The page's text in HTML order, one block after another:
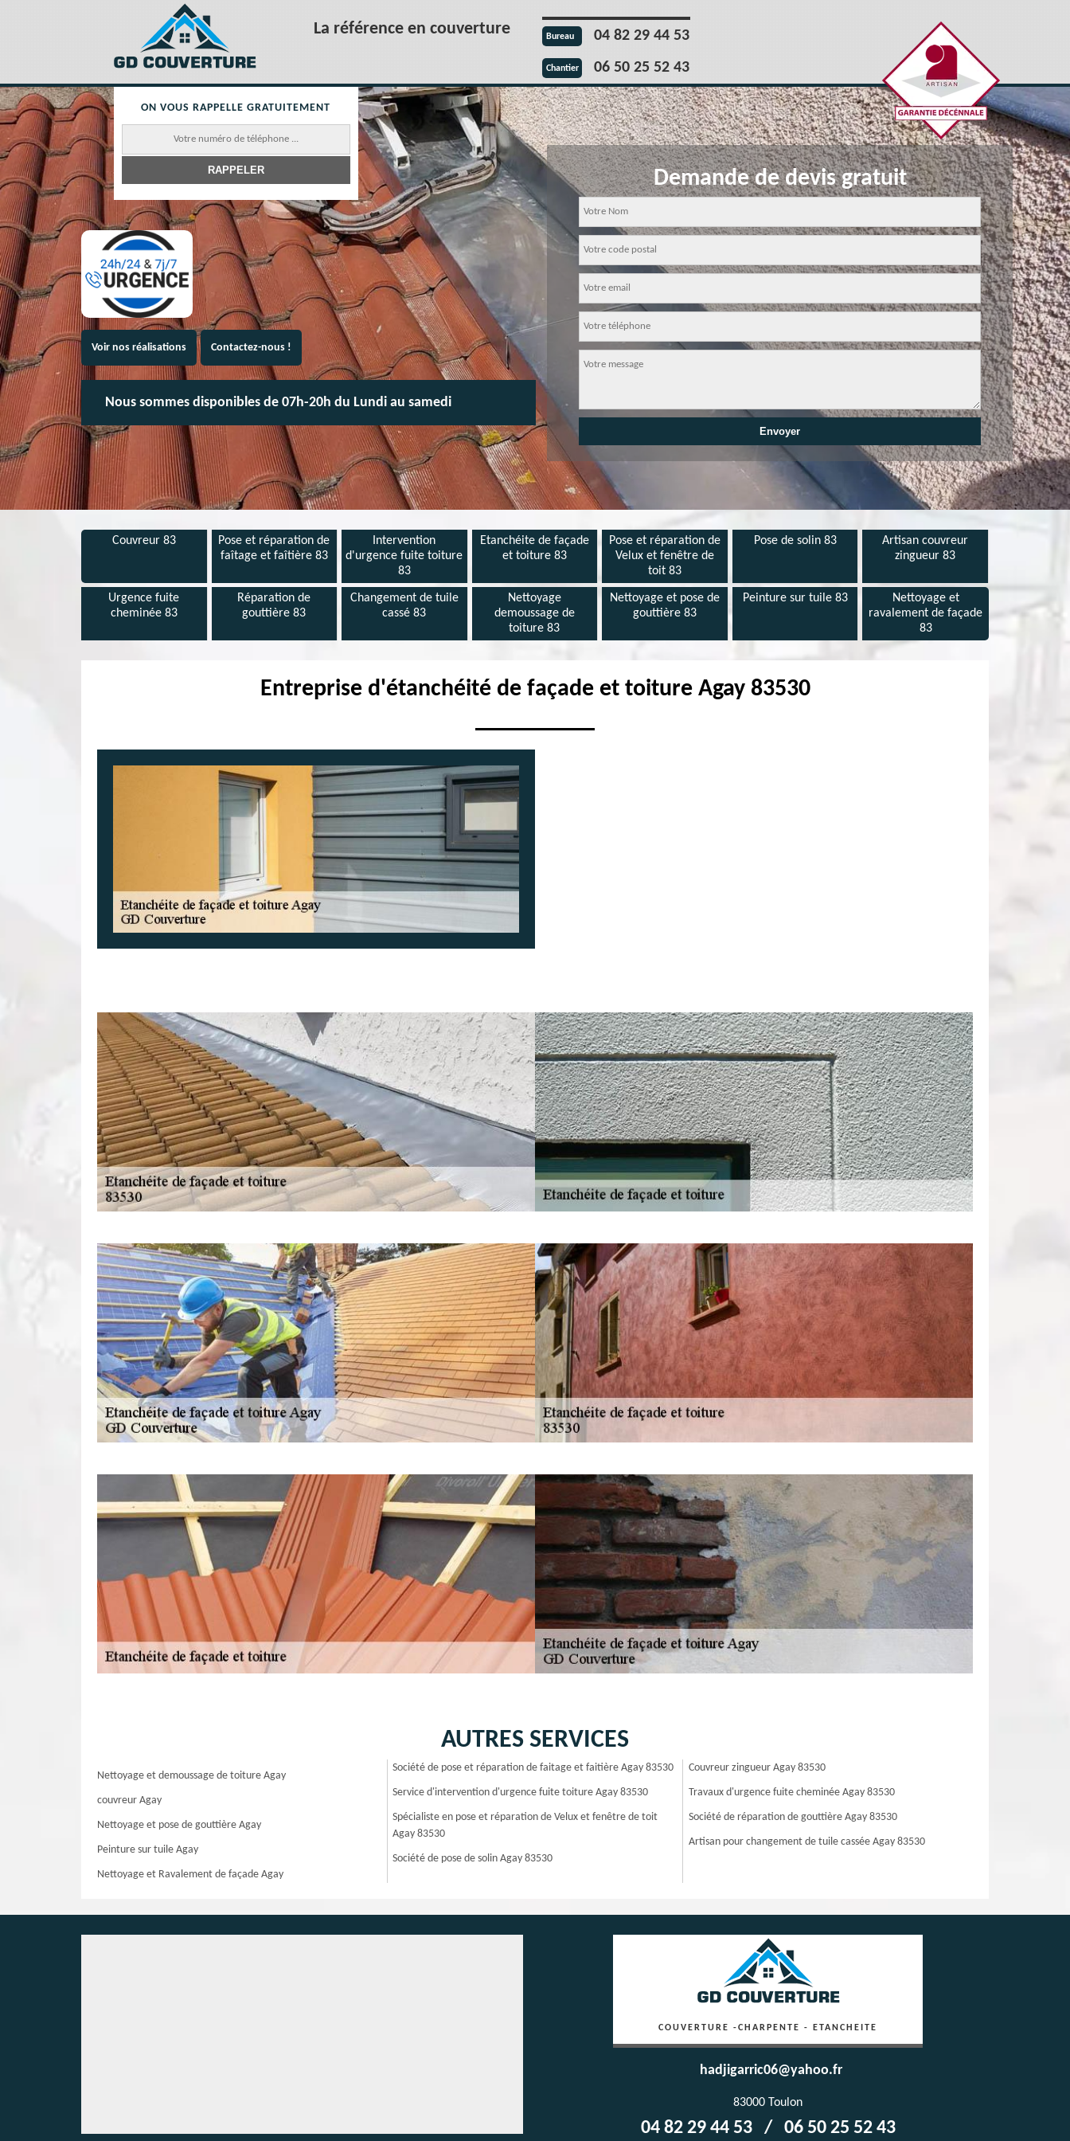
La référence en couverture Bureau 04 82 29 44 53
Chantier 06 50 25 52 43
Voir nos réalisations Contactez-nous !
Nous sommes disponibles de 07h-20h du Lundi au samedi
Demande de devis gratuit
ON VOUS RAPPELLE GRATUITEMENT
Couvreur 83
Pose et réparation de
faîtage et faîtière 83
Intervention
d'urgence fuite toiture
83
Etanchéite de façade
et toiture 83
Pose et réparation de
Velux et fenêtre de
toit 83
Pose de solin 83
Artisan couvreur
zingueur 83
Urgence fuite
cheminée 83
Réparation de
gouttière 83
Changement de tuile
cassé 83
Nettoyage
demoussage de
toiture 83
Nettoyage et pose de
gouttière 83
Peinture sur tuile 83
Nettoyage et
ravalement de façade
83
Entreprise d'étanchéité de façade et toiture Agay 83530
AUTRES SERVICES
Nettoyage et demoussage de toiture Agay
couvreur Agay
Nettoyage et pose de gouttière Agay
Peinture sur tuile Agay
Nettoyage et Ravalement de façade Agay
Société de pose et réparation de faitage et faitière Agay 83530
Service d'intervention d'urgence fuite toiture Agay 83530
Spécialiste en pose et réparation de Velux et fenêtre de toit
Agay 83530
Société de pose de solin Agay 83530
Couvreur zingueur Agay 83530
Travaux d'urgence fuite cheminée Agay 83530
Société de réparation de gouttière Agay 83530
Artisan pour changement de tuile cassée Agay 83530
COUVERTURE -CHARPENTE - ETANCHEITE
hadjigarric06@yahoo.fr
83000 Toulon
04 82 29 44 53 / 06 50 25 52 43